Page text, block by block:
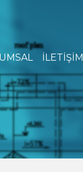
İLETİŞİM